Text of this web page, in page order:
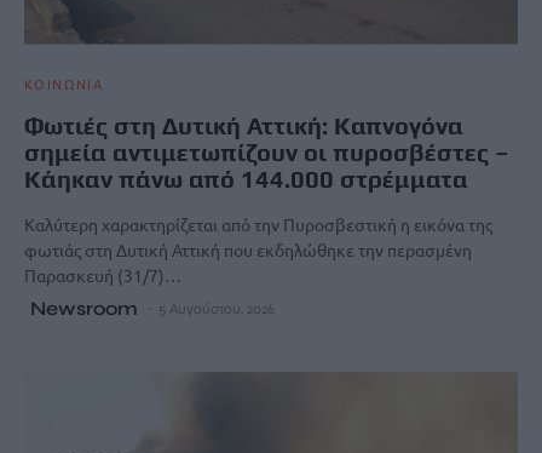
ΚΟΙΝΩΝΙΑ
Φωτιές στη Δυτική Αττική: Καπνογόνα
σημεία αντιμετωπίζουν οι πυροσβέστες –
Κάηκαν πάνω από 144.000 στρέμματα
Καλύτερη χαρακτηρίζεται από την Πυροσβεστική η εικόνα της
φωτιάς στη Δυτική Αττική που εκδηλώθηκε την περασμένη
Παρασκευή (31/7)…
Newsroom 5 Αυγούστου, 2026